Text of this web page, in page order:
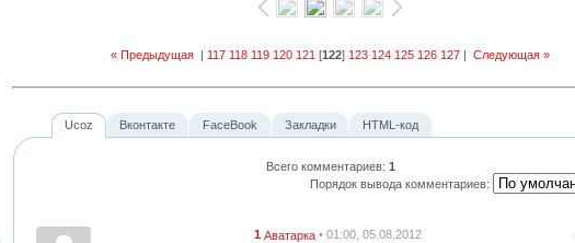
« Предыдущая| 117 118 119 120 121 [122] 123 124 125 126 127| Следующая »
Ucoz
Всего комментариев: 1
Порядок вывода комментариев:
1 Аватарка • 01:00, 05.08.2012
Вконтакте FaceBook Закладки HTML-код